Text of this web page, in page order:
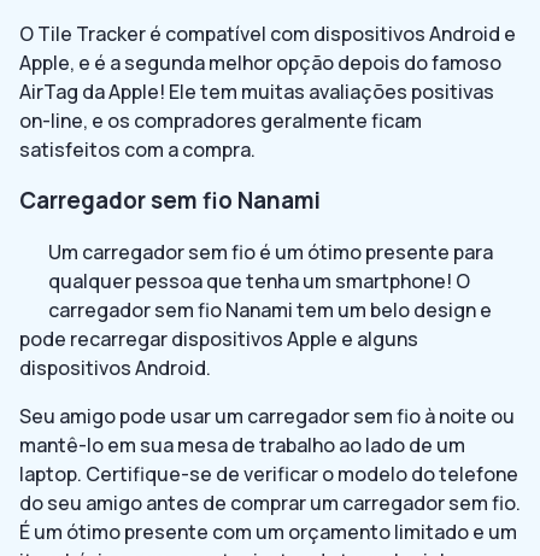
O Tile Tracker é compatível com dispositivos Android e
Apple, e é a segunda melhor opção depois do famoso
AirTag da Apple! Ele tem muitas avaliações positivas
on-line, e os compradores geralmente ficam
satisfeitos com a compra.
Carregador sem fio Nanami
Um carregador sem fio é um ótimo presente para
qualquer pessoa que tenha um smartphone! O
carregador sem fio Nanami tem um belo design e
pode recarregar dispositivos Apple e alguns
dispositivos Android.
Seu amigo pode usar um carregador sem fio à noite ou
mantê-lo em sua mesa de trabalho ao lado de um
laptop. Certifique-se de verificar o modelo do telefone
do seu amigo antes de comprar um carregador sem fio.
É um ótimo presente com um orçamento limitado e um